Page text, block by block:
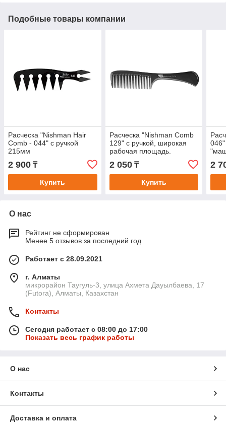
Подобные товары компании
Расческа "Nishman Hair
Comb - 044" с ручкой
215мм
2 900 ₸
Купить
Расческа "Nishman Comb
129" с ручкой, широкая
рабочая площадь.
2 050₸
Купить
046"
2
О нас
Рейтинг не сформирован
Менее 5 отзывов за последний год
Работает с 28.09.2021
г. Алматы
микрорайон Таугуль-3, улица Ахмета Дауылбаева, 17
(Futora), Алматы, Казахстан
Контакты
Сегодня работает с 08:00 до 17:00
Показать весь график работы
О нас
Контакты
Доставка и оплата